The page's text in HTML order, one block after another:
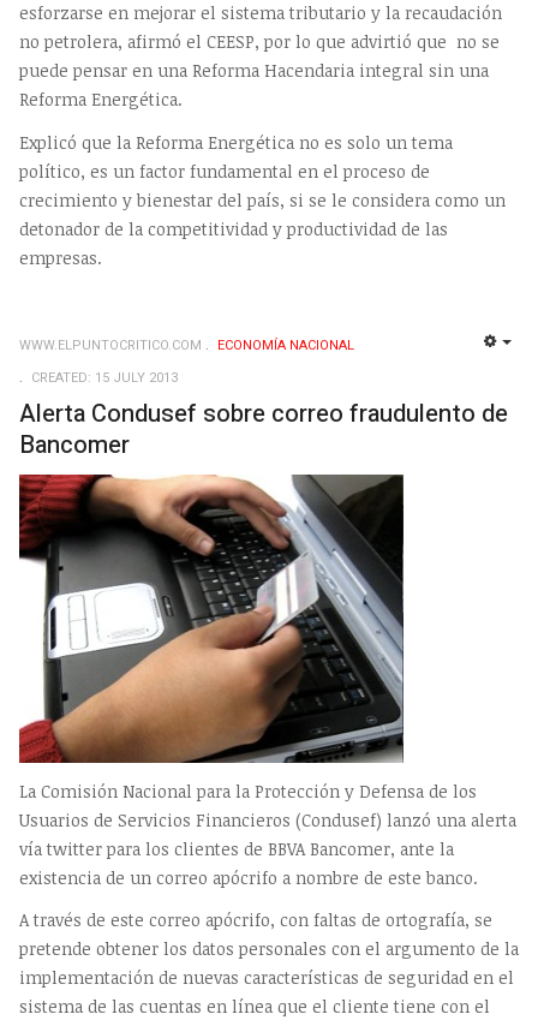
esforzarse en mejorar el sistema tributario y la recaudación
no petrolera, afirmó el CEESP, por lo que advirtió que no se
puede pensar en una Reforma Hacendaria integral sin una
Reforma Energética.
Explicó que la Reforma Energética no es solo un tema
político, es un factor fundamental en el proceso de
crecimiento y bienestar del país, si se le considera como un
detonador de la competitividad y productividad de las
empresas.
WWW.ELPUNTOCRITICO.COM
ECONOMÍ­A NACIONAL
CREATED: 15 JULY 2013
Alerta Condusef sobre correo fraudulento de
Bancomer
La Comisión Nacional para la Protección y Defensa de los
Usuarios de Servicios Financieros (Condusef) lanzó una alerta
vía twitter para los clientes de BBVA Bancomer, ante la
existencia de un correo apócrifo a nombre de este banco.
A través de este correo apócrifo, con faltas de ortografía, se
pretende obtener los datos personales con el argumento de la
implementación de nuevas características de seguridad en el
sistema de las cuentas en línea que el cliente tiene con el